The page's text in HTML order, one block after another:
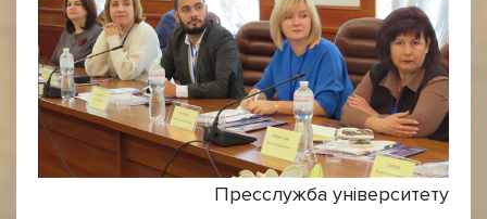
Пресслужба університету